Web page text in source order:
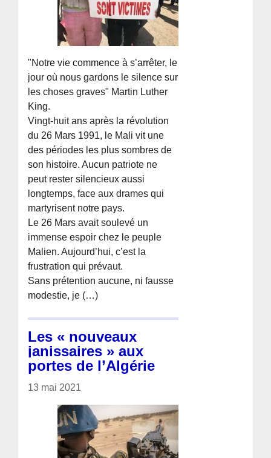
"Notre vie commence à s’arrêter, le
jour où nous gardons le silence sur
les choses graves" Martin Luther
King.
Vingt-huit ans après la révolution
du 26 Mars 1991, le Mali vit une
des périodes les plus sombres de
son histoire. Aucun patriote ne
peut rester silencieux aussi
longtemps, face aux drames qui
martyrisent notre pays.
Le 26 Mars avait soulevé un
immense espoir chez le peuple
Malien. Aujourd’hui, c’est la
frustration qui prévaut.
Sans prétention aucune, ni fausse
modestie, je (…)
Les « nouveaux
janissaires » aux
portes de l’Algérie
13 mai 2021